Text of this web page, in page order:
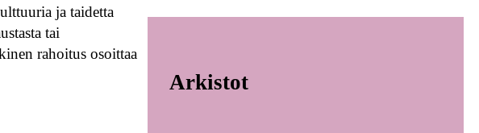
ja taidetta
tai
rahoitus osoittaa
Arkistot